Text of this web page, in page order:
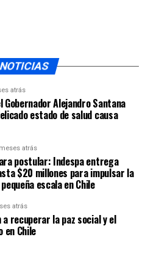
atrás
Gobernador Alejandro Santana
estado de salud causa
atrás
postular: Indespa entrega
$20 millones para impulsar la
escala en Chile
atrás
a recuperar la paz social y el
en Chile